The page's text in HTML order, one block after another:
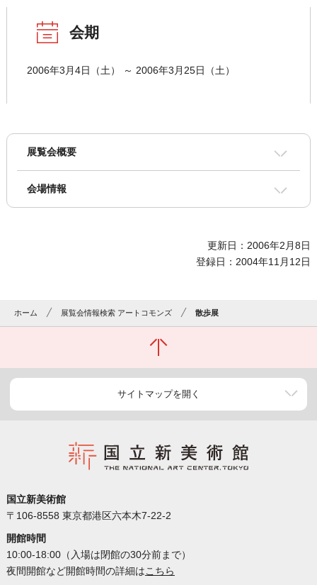
会期
2006年3月4日（土） ～ 2006年3月25日（土）
展覧会概要
会場情報
更新日：2006年2月8日
登録日：2004年11月12日
ホーム 展覧会情報検索 アートコモンズ 散歩展
サイトマップを開く
国立新美術館
〒106-8558 東京都港区六本木7-22-2
開館時間
10:00-18:00（入場は閉館の30分前まで）
夜間開館など開館時間の詳細はこちら